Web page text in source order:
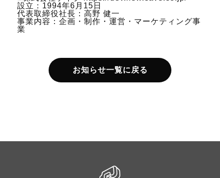
設立：1994年6月15日
代表取締役社長：高野 健一
事業内容：企画・制作・運営・マーケティング事
業
お知らせ一覧に戻る